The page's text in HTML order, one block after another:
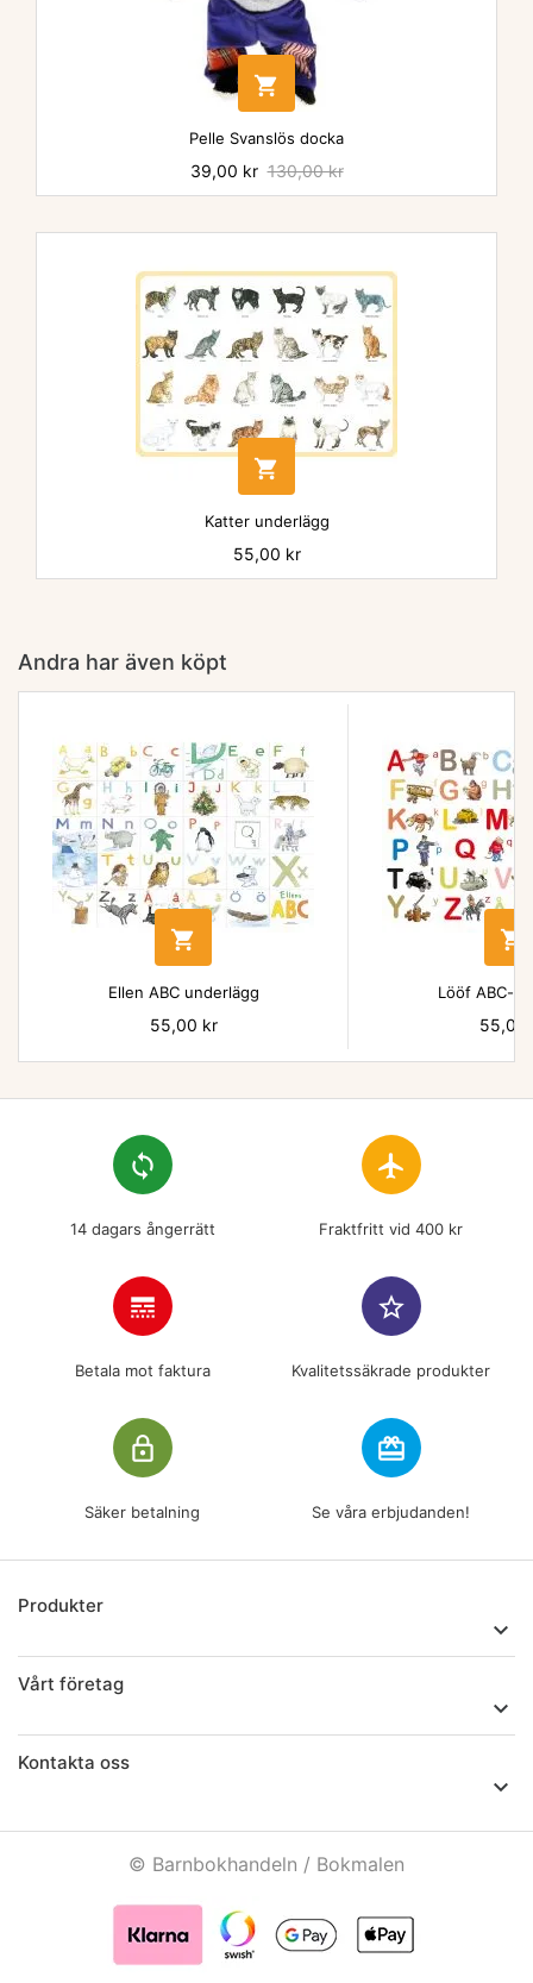

Pelle Svanslös docka
Pris
39,00 kr Baspris
130,00 kr

Katter underlägg
Pris
55,00 kr
Andra har även köpt

Ellen ABC underlägg
Pris
55,00 kr

Lööf ABC-
Pris
55,00
loop
14 dagars ångerrätt
flight
Fraktfritt vid 400 kr
line_style
Betala mot faktura
star_border
Kvalitetssäkrade produkter
lock_outline
Säker betalning
redeem
Se våra erbjudanden!
Produkter

Vårt företag

Kontakta oss

© Barnbokhandeln / Bokmalen